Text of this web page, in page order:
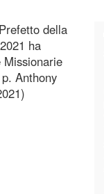
della
ha
Missionarie
Anthony